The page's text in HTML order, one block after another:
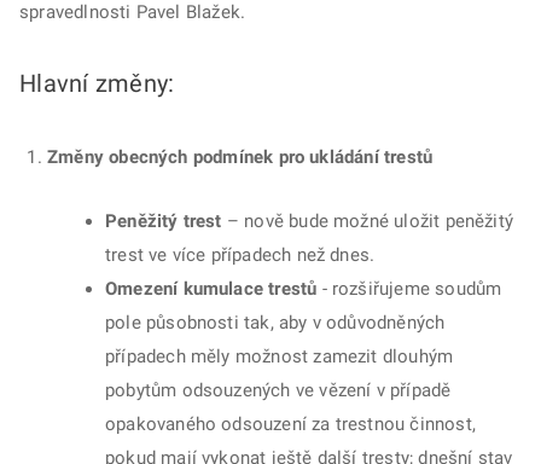
spravedlnosti Pavel Blažek.
Hlavní změny:
Změny obecných podmínek pro ukládání trestů
Peněžitý trest – nově bude možné uložit peněžitý
trest ve více případech než dnes.
Omezení kumulace trestů - rozšiřujeme soudům
pole působnosti tak, aby v odůvodněných
případech měly možnost zamezit dlouhým
pobytům odsouzených ve vězení v případě
opakovaného odsouzení za trestnou činnost,
pokud mají vykonat ještě další tresty; dnešní stav